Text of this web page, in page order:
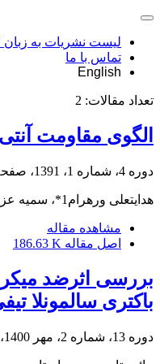
لیست نشریات به زبان
تماس با ما
English
تعداد مقالات: 2
الگوی مقاومت
دوره 4، شماره 1، 1391، صفحه
هدایتعلی ورهرام1*، سمیه عزیزنیا2
مشاهده مقاله
اصل مقاله 186.63 K
بررسی اثرضد
باکتری سالمونلا
دوره 13، شماره 2، مهر 1400، صفحه